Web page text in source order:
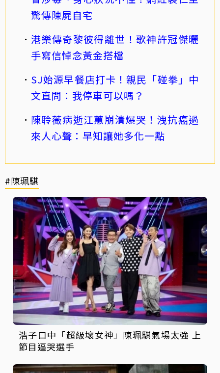
驚傳陳屍自宅
港樂傳奇黎彼得離世！歌神許冠傑曬
手寫信悼念黃金搭檔
SJ始源早餐店打卡！親民「碰拳」中
文直問：我停車可以嗎？
陳聆薇病逝江蕙崩潰爆哭！洩抗癌過
來人心聲：早知讓她多化一點
#陳珮騏
浩子口中「超級壞女神」陳珮騏氣場太強 上
節目逼哭選手